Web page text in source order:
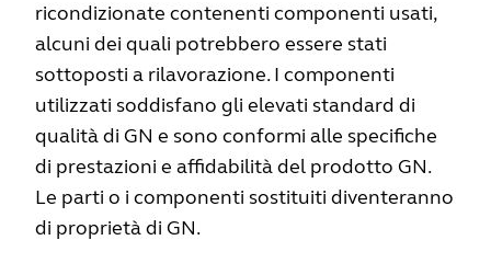
ricondizionate contenenti componenti usati,
alcuni dei quali potrebbero essere stati
sottoposti a rilavorazione. I componenti
utilizzati soddisfano gli elevati standard di
qualità di GN e sono conformi alle specifiche
di prestazioni e affidabilità del prodotto GN.
Le parti o i componenti sostituiti diventeranno
di proprietà di GN.